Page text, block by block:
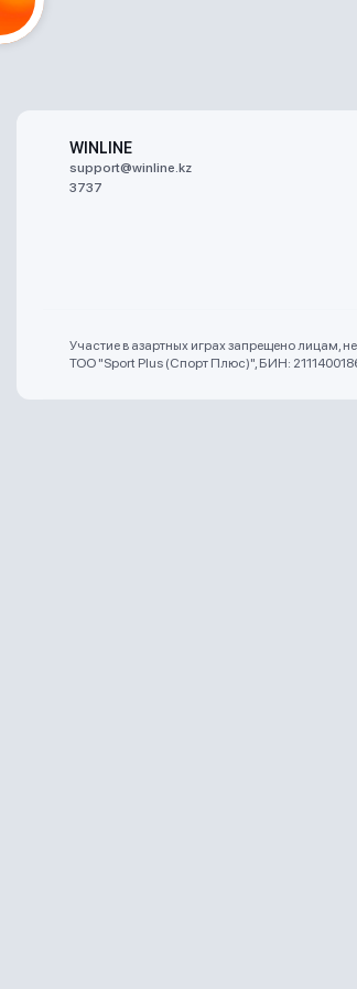
WINLINE
support@winline.kz
3737
Участие в азартных играх запрещено лицам,
ТОО "Sport Plus (Спорт Плюс)", БИН: